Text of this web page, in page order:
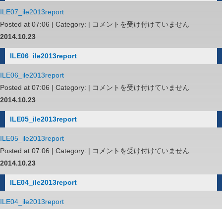
ILE07_ile2013report
Posted at 07:06 | Category: | ILE07_ile2013report
コメントを受け付けていません
2014.10.23
ILE06_ile2013report
ILE06_ile2013report
Posted at 07:06 | Category: | ILE06_ile2013report
コメントを受け付けていません
2014.10.23
ILE05_ile2013report
ILE05_ile2013report
Posted at 07:06 | Category: | ILE05_ile2013report
コメントを受け付けていません
2014.10.23
ILE04_ile2013report
ILE04_ile2013report